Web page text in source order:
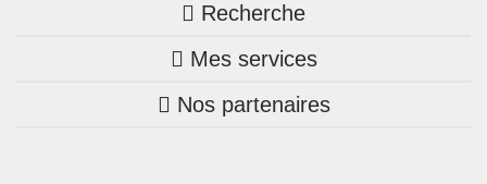
Trouver une agence
Bretagne
Pays de la Loire
Recherche
Nos annonces
Maison + terrain
Mes services
Mon compte Trecobois
Nos partenaires